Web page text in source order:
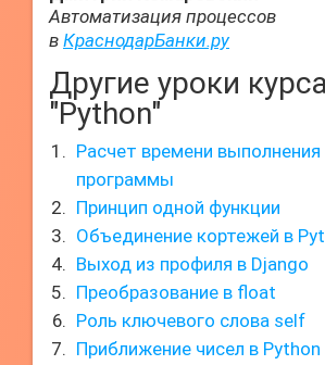
Автоматизация процессов
в КраснодарБанки.ру
Другие уроки курса
"Python"
Расчет времени выполнения
программы
Принцип одной функции
Объединение кортежей в
Выход из профиля в Django
Преобразование в float
Роль ключевого слова self
Приближение чисел в Python